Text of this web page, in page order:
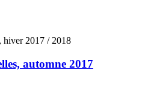
automne 2017